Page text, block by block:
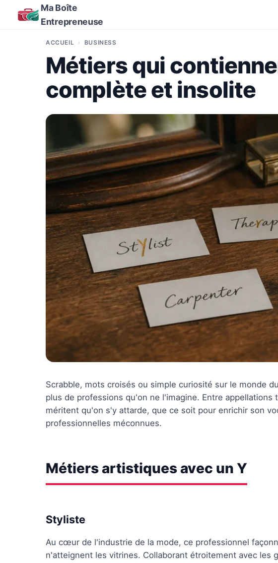
Ma Boîte
Entrepreneuse
ACCUEIL BUSINESS
Métiers qui
complète et insolite
Scrabble, mots croisés ou simple curiosité sur le monde
plus de professions qu'on ne l'imagine. Entre
méritent qu'on s'y attarde, que ce soit pour enrichir son
professionnelles méconnues.
Métiers artistiques avec un Y
Styliste
Au cœur de l'industrie de la mode, ce professionnel
n'atteignent les vitrines. Collaborant étroitement avec les